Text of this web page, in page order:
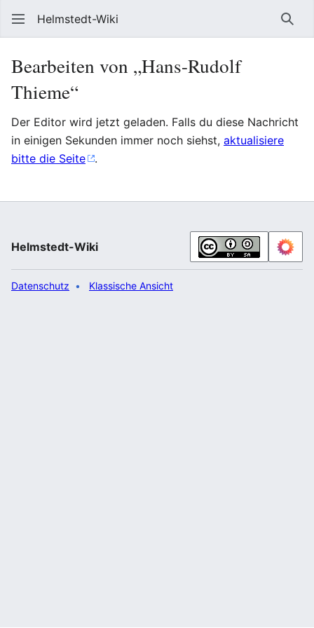
Helmstedt-Wiki
Bearbeiten von „Hans-Rudolf
Thieme“
Der Editor wird jetzt geladen. Falls du diese Nachricht
in einigen Sekunden immer noch siehst, aktualisiere
bitte die Seite
.
Helmstedt-Wiki
Datenschutz Klassische Ansicht